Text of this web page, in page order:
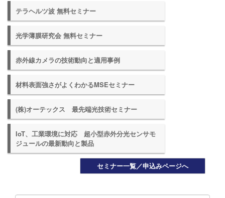
テラヘルツ波 無料セミナー
光学薄膜研究会 無料セミナー
赤外線カメラの技術動向と適用事例
材料表面強さがよくわかるMSEセミナー
(株)オーテックス 最先端光技術セミナー
IoT、工業環境に対応 超小型赤外分光センサモ
ジュールの最新動向と製品
セミナー一覧／申込みページへ